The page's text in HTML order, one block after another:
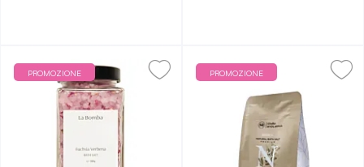
PROMOZIONE PROMOZIONE